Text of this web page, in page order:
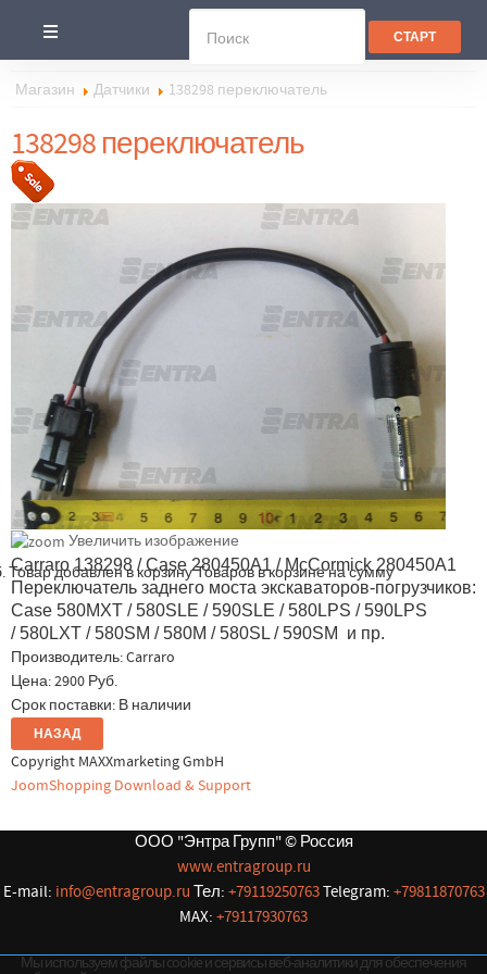
Товар добавлен в корзинуТоваров в корзинена сумму
Магазин Датчики 138298 переключатель
138298 переключатель
Увеличить изображение
Carraro 138298 / Case 280450A1 / McCormick 280450A1
Переключатель заднего моста экскаваторов-погрузчиков:
Case 580MXT / 580SLE / 590SLE / 580LPS / 590LPS
/ 580LXT / 580SM / 580M / 580SL / 590SM и пр.
Производитель:Carraro
Цена:2900 Руб.
Срок поставки: В наличии
Copyright MAXXmarketing GmbH
JoomShopping Download & Support
ООО "Энтра Групп" © Россия
www.entragroup.ru
E-mail: info@entragroup.ru Тел: +79119250763Telegram: +79811870763
MAX: +79117930763
Мы используем файлы cookie и сервисы веб-аналитики для обеспечения